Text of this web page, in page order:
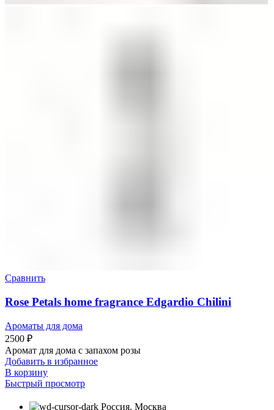
Сравнить
Rose Petals home fragrance Edgardio Chilini
Ароматы для дома
2500 ₽
Аромат для дома с запахом розы
Добавить в избранное
В корзину
Быстрый просмотр
Россия, Москва